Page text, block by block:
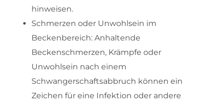
hinweisen.
Schmerzen oder Unwohlsein im
Beckenbereich: Anhaltende
Beckenschmerzen, Krämpfe oder
Unwohlsein nach einem
Schwangerschaftsabbruch können ein
Zeichen für eine Infektion oder andere